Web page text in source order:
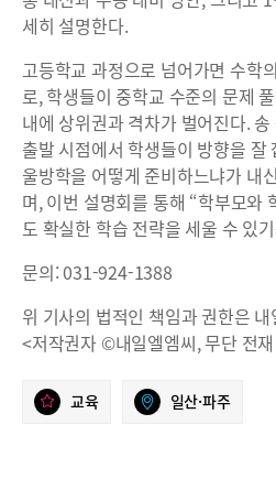
세히 설명한다.
고등학교 과정으로 넘어가면 수학
로, 학생들이 중학교 수준의 문제
내에 상위권과 격차가 벌어진다.
출발 시점에서 학생들이 방향을 잘
울방학을 어떻게 준비하느냐가 내
며, 이번 설명회를 통해 “학부모와
도 확실한 학습 전략을 세울 수 있
문의: 031-924-1388
위 기사의 법적인 책임과 권한은
<저작권자 ©내일엘엠씨, 무단 전
교육 일산·파주